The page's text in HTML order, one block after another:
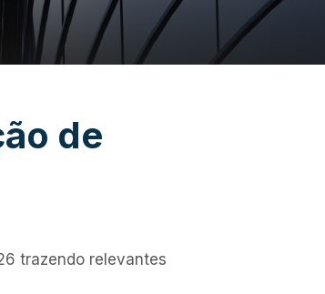
de
trazendo relevantes